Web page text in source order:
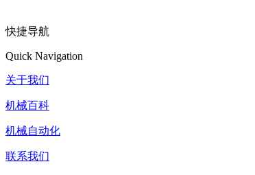
快捷导航
Quick Navigation
关于我们
机械百科
机械自动化
联系我们